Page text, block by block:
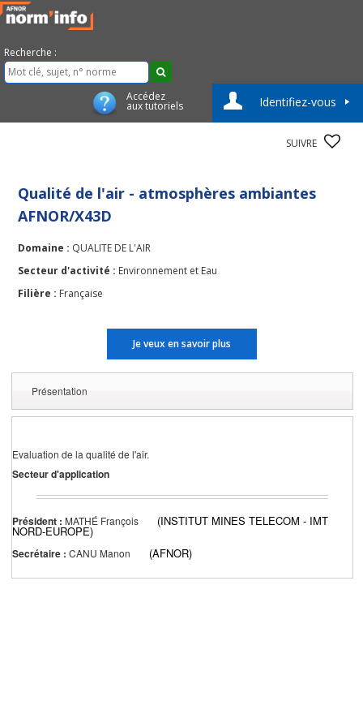
Recherche :
Accédez
aux tutoriels Identifiez-vous
SUIVRE
Qualité de l'air - atmosphères ambiantes
AFNOR/X43D
Domaine : QUALITE DE L'AIR
Secteur d'activité : Environnement et Eau
Filière : Française
Je veux en savoir plus
Présentation
Evaluation de la qualité de l'air.
Secteur d'application
Président : MATHÉ François (INSTITUT MINES TELECOM - IMT
NORD-EUROPE)
Secrétaire : CANU Manon (AFNOR)